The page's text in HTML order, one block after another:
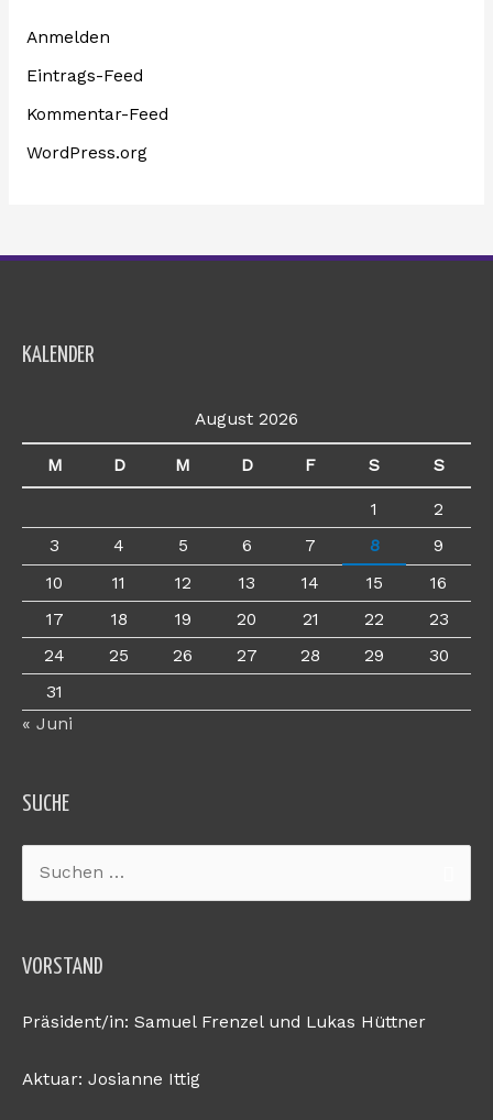
Anmelden
Eintrags-Feed
Kommentar-Feed
WordPress.org
KALENDER
August 2026
M D M D F S S
1
2
3
4 5 6 7 8
9
10
11 12 13 14 15
16
17
18 19 20 21 22
23
24
25 26 27 28 29
30
31
« Juni
SUCHE
Suchen
nach:
VORSTAND
Präsident/in: Samuel Frenzel und Lukas Hüttner
Aktuar: Josianne Ittig